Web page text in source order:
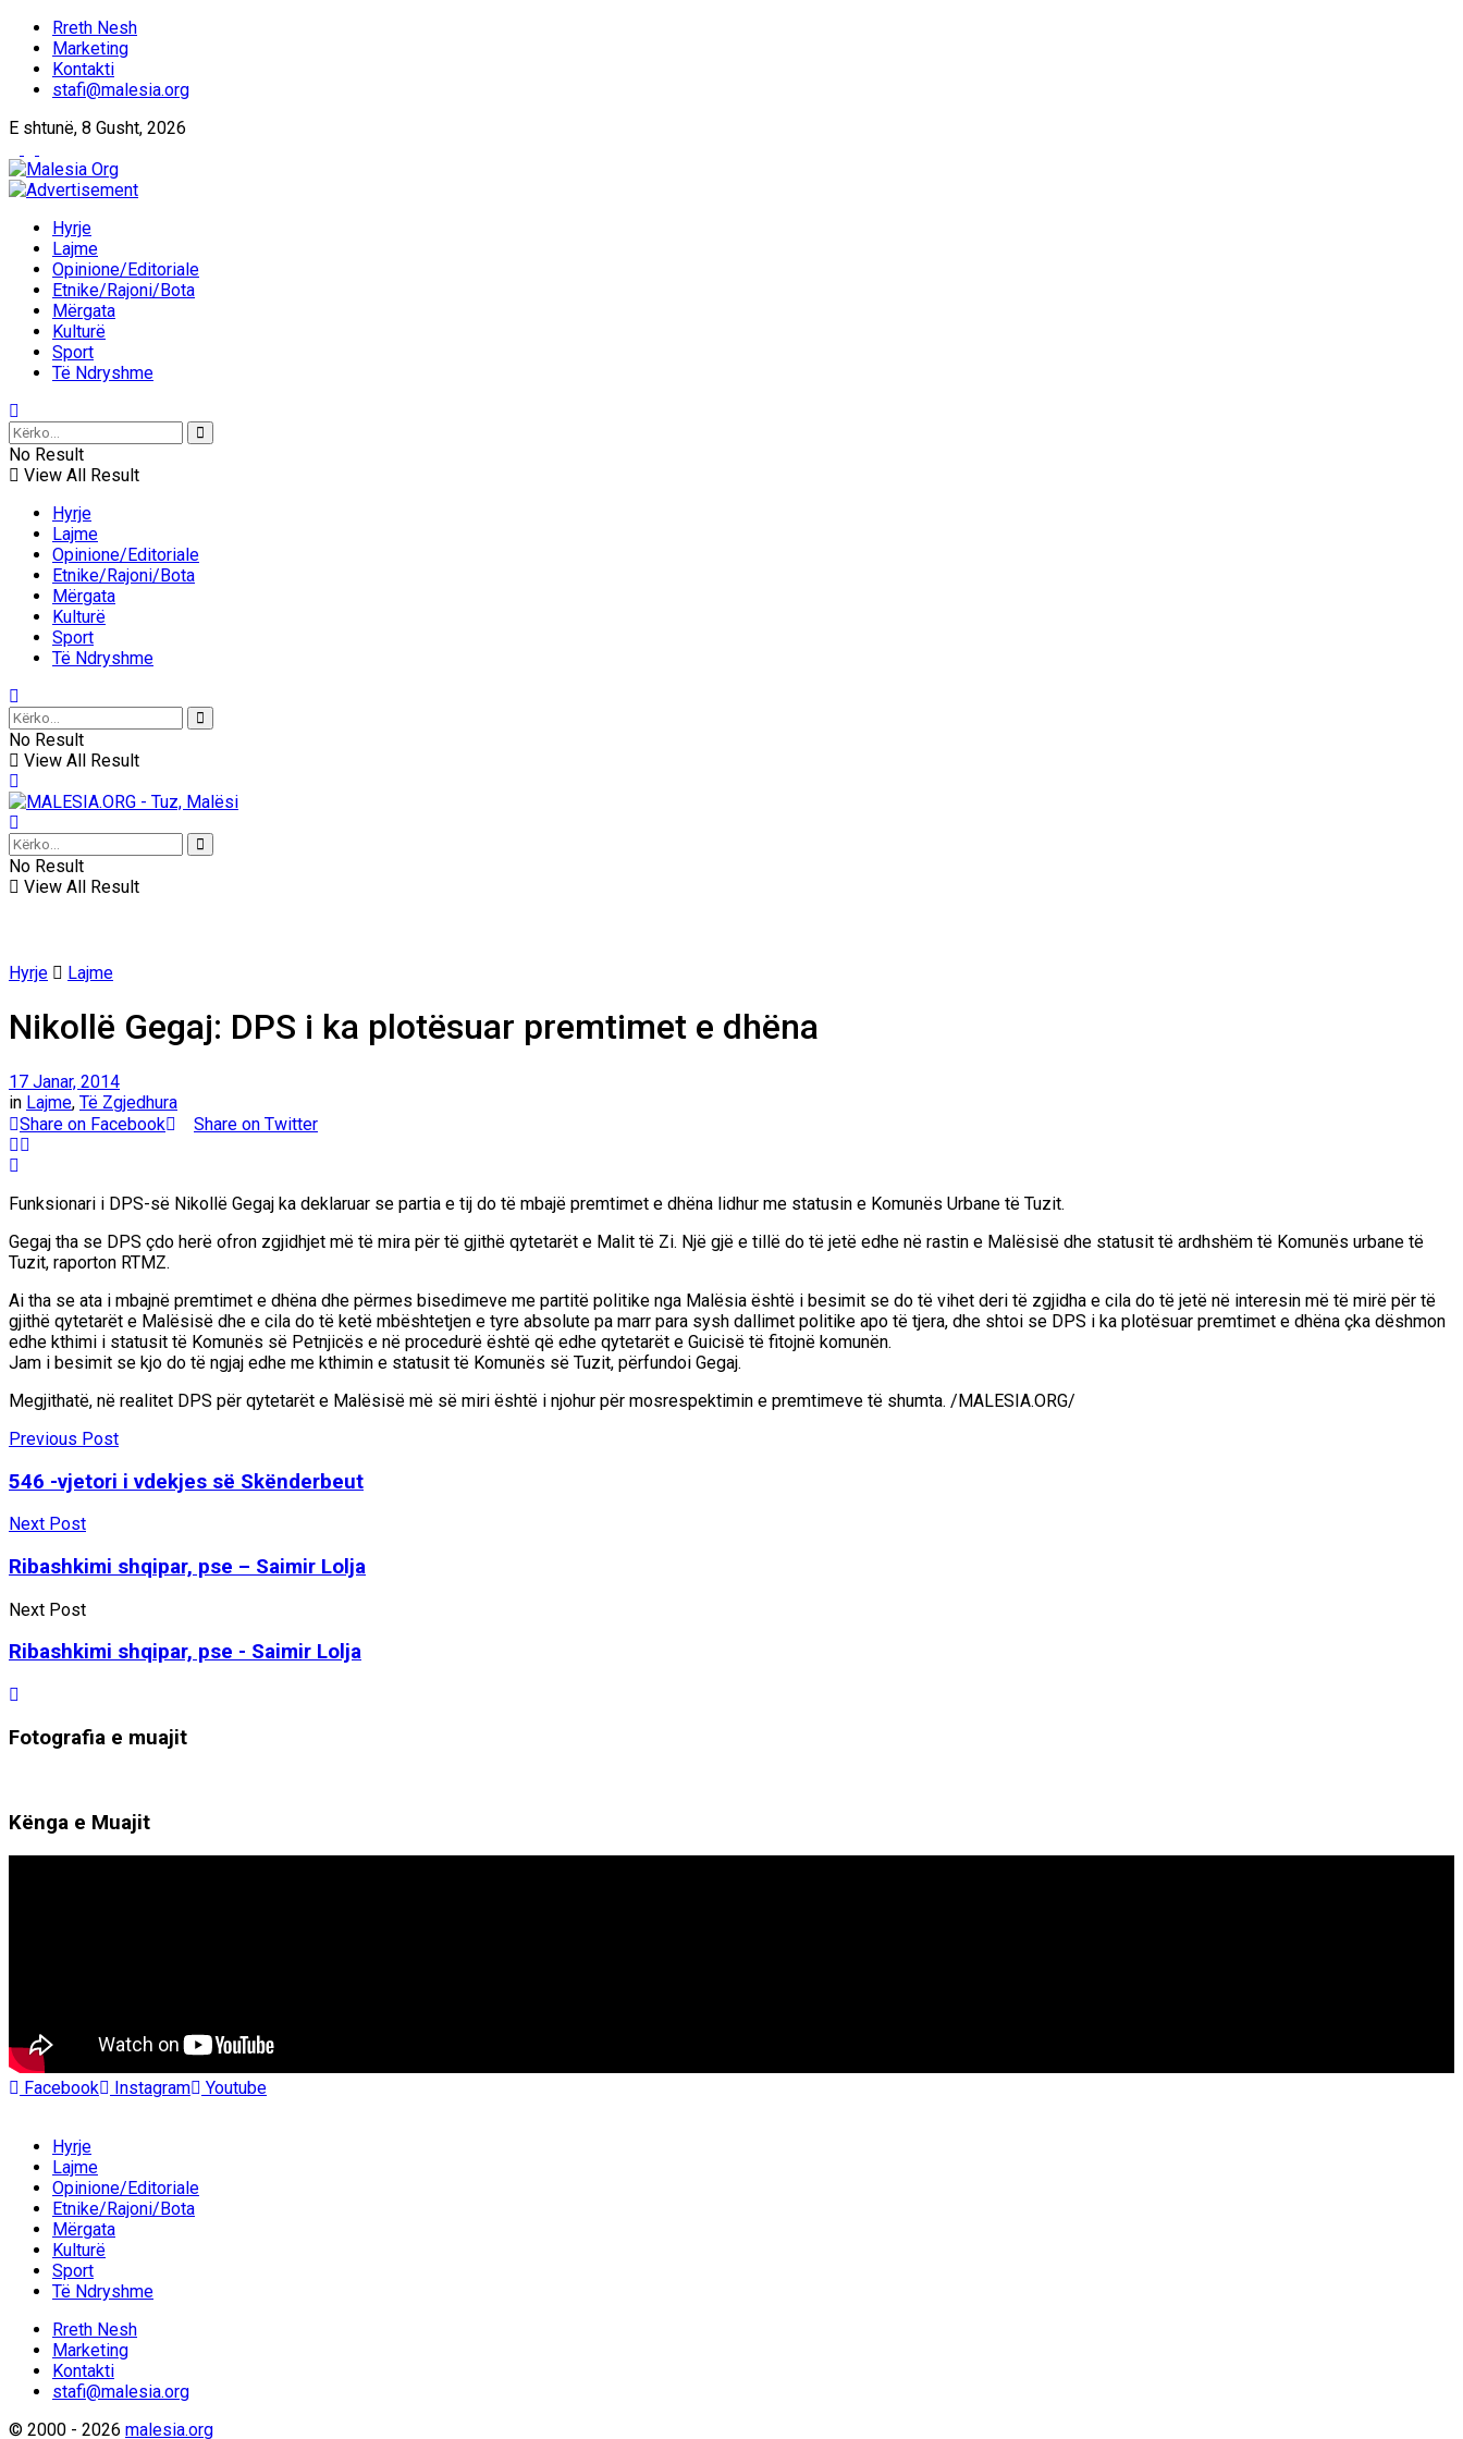
Rreth Nesh
Marketing
Kontakti
stafi@malesia.org
E shtunë, 8 Gusht, 2026
Hyrje
Lajme
Opinione/Editoriale
Etnike/Rajoni/Bota
Mërgata
Kulturë
Sport
Të Ndryshme
No Result
View All Result
Hyrje
Lajme
Opinione/Editoriale
Etnike/Rajoni/Bota
Mërgata
Kulturë
Sport
Të Ndryshme
No Result
View All Result
No Result
View All Result
Hyrje Lajme
Nikollë Gegaj: DPS i ka plotësuar premtimet e dhëna
17 Janar, 2014
in Lajme, Të Zgjedhura
Share on Facebook
Share on Twitter
Funksionari i DPS-së Nikollë Gegaj ka deklaruar se partia e tij do të mbajë premtimet e dhëna lidhur me statusin e Komunës Urbane të Tuzit.
Gegaj tha se DPS çdo herë ofron zgjidhjet më të mira për të gjithë qytetarët e Malit të Zi. Një gjë e tillë do të jetë edhe në rastin e Malësisë dhe statusit të ardhshëm të Komunës urbane të
Tuzit, raporton RTMZ.
Ai tha se ata i mbajnë premtimet e dhëna dhe përmes bisedimeve me partitë politike nga Malësia është i besimit se do të vihet deri të zgjidha e cila do të jetë në interesin më të mirë për të
gjithë qytetarët e Malësisë dhe e cila do të ketë mbështetjen e tyre absolute pa marr para sysh dallimet politike apo të tjera, dhe shtoi se DPS i ka plotësuar premtimet e dhëna çka dëshmon
edhe kthimi i statusit të Komunës së Petnjicës e në procedurë është që edhe qytetarët e Guicisë të fitojnë komunën.
Jam i besimit se kjo do të ngjaj edhe me kthimin e statusit të Komunës së Tuzit, përfundoi Gegaj.
Megjithatë, në realitet DPS për qytetarët e Malësisë më së miri është i njohur për mosrespektimin e premtimeve të shumta. /MALESIA.ORG/
Previous Post
546 -vjetori i vdekjes së Skënderbeut
Next Post
Ribashkimi shqipar, pse – Saimir Lolja
Next Post
Ribashkimi shqipar, pse - Saimir Lolja
Fotografia e muajit
Kënga e Muajit
Facebook Instagram Youtube
Hyrje
Lajme
Opinione/Editoriale
Etnike/Rajoni/Bota
Mërgata
Kulturë
Sport
Të Ndryshme
Rreth Nesh
Marketing
Kontakti
stafi@malesia.org
© 2000 - 2026 malesia.org